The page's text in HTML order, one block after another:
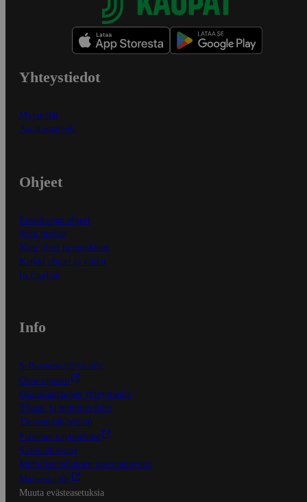
Yhteystiedot
Myymälät
Asiakaspalvelu
Ohjeet
Ensitilaajan ohjeet
Näin maksat
Näin tilaat ja muokkaat
Kaikki ohjeet ja vinkit
In English
Info
S-Business yrityksille
Oiva-raportit
Osuuskauppojen yhteystiedot
Tilaus- ja toimitusehdot
Tietosuojakäytäntö
Palvelun käyttöehdot
Saavutettavuus
Mobiilisovelluksen saavutettavuus
Mainostajalle
Muuta evästeasetuksia